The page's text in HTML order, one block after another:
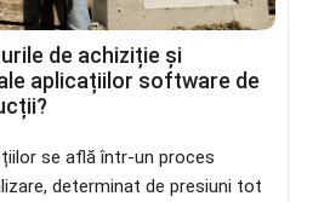
de achiziție și
aplicațiilor software de
se află într-un proces
determinat de presiuni tot